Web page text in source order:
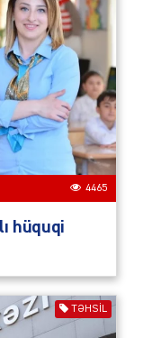
4465
hüquqi
TƏHSIL